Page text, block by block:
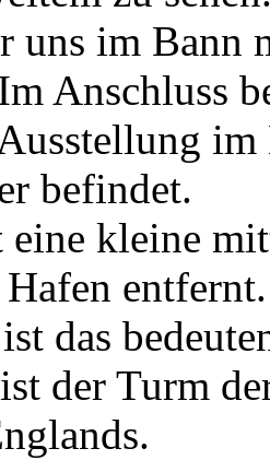
uns im Bann
Anschluss
befindet.
kleine
das
der Turm